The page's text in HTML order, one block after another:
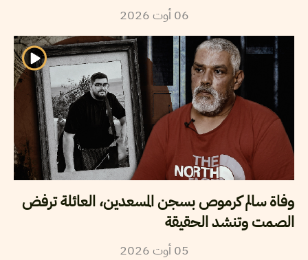
06 أوت2026
وفاة سالم كرموص بسجن المسعدين، العائلة ترفض
الصمت وتنشد الحقيقة
05 أوت2026